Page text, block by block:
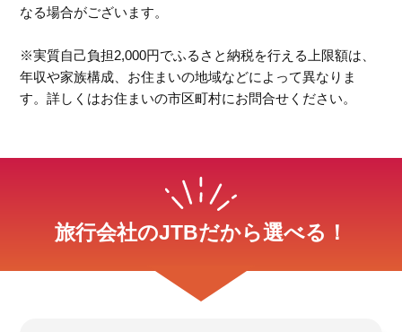
なる場合がございます。
※実質自己負担2,000円でふるさと納税を行える上限額は、
年収や家族構成、お住まいの地域などによって異なりま
す。詳しくはお住まいの市区町村にお問合せください。
旅行会社のJTBだから選べる！